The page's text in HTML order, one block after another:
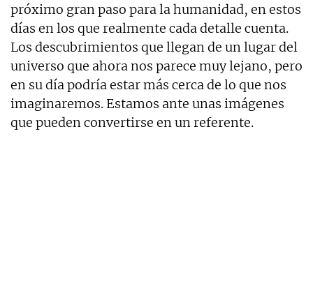
próximo gran paso para la humanidad, en estos
días en los que realmente cada detalle cuenta.
Los descubrimientos que llegan de un lugar del
universo que ahora nos parece muy lejano, pero
en su día podría estar más cerca de lo que nos
imaginaremos. Estamos ante unas imágenes
que pueden convertirse en un referente.